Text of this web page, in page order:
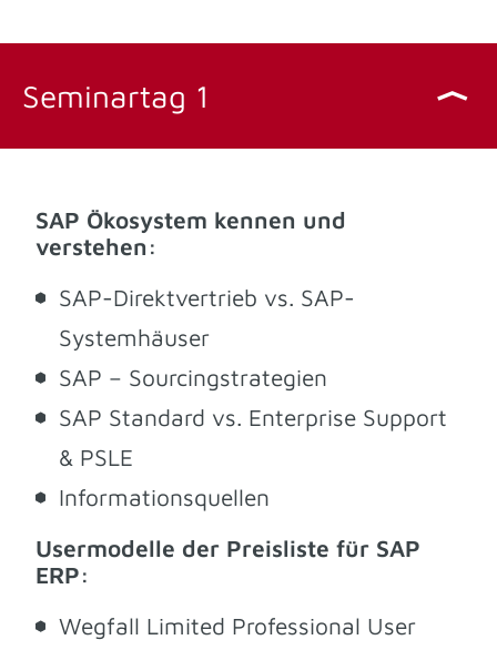
Seminartag 1
SAP Ökosystem kennen und
verstehen:
SAP-Direktvertrieb vs. SAP-
Systemhäuser
SAP – Sourcingstrategien
SAP Standard vs. Enterprise Support
& PSLE
Informationsquellen
Usermodelle der Preisliste für SAP
ERP:
Wegfall Limited Professional User